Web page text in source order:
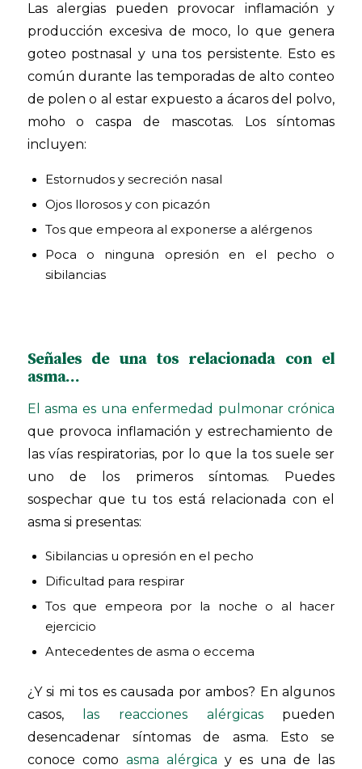
Las alergias pueden provocar inflamación y
producción excesiva de moco, lo que genera
goteo postnasal y una tos persistente. Esto es
común durante las temporadas de alto conteo
de polen o al estar expuesto a ácaros del polvo,
moho o caspa de mascotas. Los síntomas
incluyen:
Estornudos y secreción nasal
Ojos llorosos y con picazón
Tos que empeora al exponerse a alérgenos
Poca o ninguna opresión en el pecho o
sibilancias
Señales de una tos relacionada con el
asma…
El asma es una enfermedad pulmonar crónica
que provoca inflamación y estrechamiento de
las vías respiratorias, por lo que la tos suele ser
uno de los primeros síntomas. Puedes
sospechar que tu tos está relacionada con el
asma si presentas:
Sibilancias u opresión en el pecho
Dificultad para respirar
Tos que empeora por la noche o al hacer
ejercicio
Antecedentes de asma o eccema
¿Y si mi tos es causada por ambos? En algunos
casos,
las reacciones alérgicaspueden
desencadenar síntomas de asma. Esto se
conoce como asma alérgica y es una de las